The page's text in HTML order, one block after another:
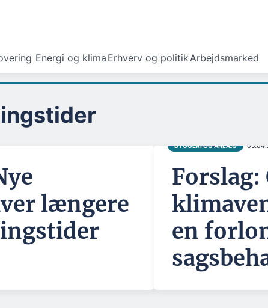
Energi og klima Erhverv og politikArbejdsmarked
længere
BYGGERI OG ANLÆG
Forslag:
en